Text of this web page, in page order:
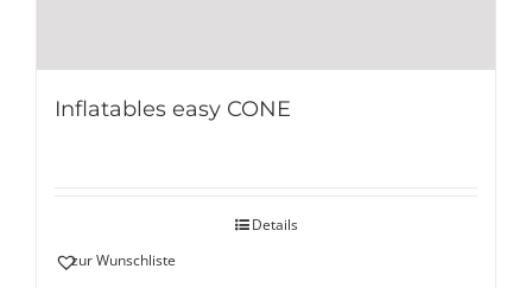
Inflatables easy CONE
Details
zur Wunschliste